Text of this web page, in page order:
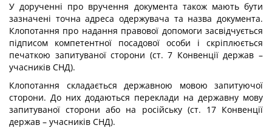
У дорученні про вручення документа також мають бути
зазначені точна адреса одержувача та назва документа.
Клопотання про надання правової допомоги засвідчується
підписом компетентної посадової особи і скріплюється
печаткою запитуваної сторони (ст. 7 Конвенції держав –
учасників СНД).
Клопотання складається державною мовою запитуючої
сторони. До них додаються переклади на державну мову
запитуваної сторони або на російську (ст. 17 Конвенції
держав – учасників СНД).